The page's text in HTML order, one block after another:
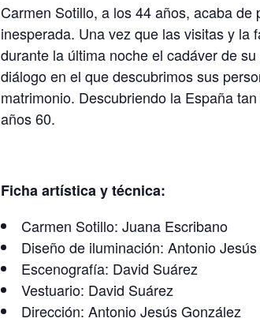
Carmen Sotillo, a los 44 años, acaba
inesperada. Una vez que las visitas y la
durante la última noche el cadáver de
diálogo en el que descubrimos sus
matrimonio. Descubriendo la España
años 60.
Ficha artística y técnica:
Carmen Sotillo: Juana Escribano
Diseño de iluminación: Antonio
Escenografía: David Suárez
Vestuario: David Suárez
Dirección: Antonio Jesús González